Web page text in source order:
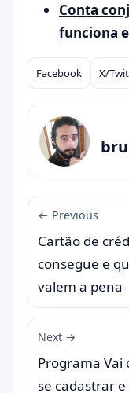
Conta
funciona
Compartilhar
Facebook X/
← Previous
Cartão de
consegue e
valem a pena
Next →
Programa Vai
se cadastrar